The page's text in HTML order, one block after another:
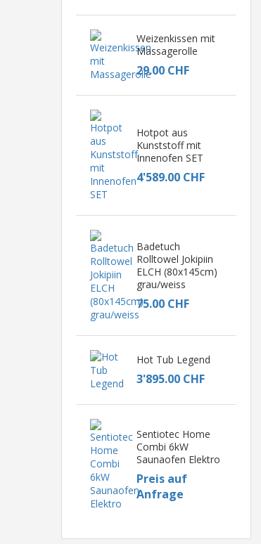
Weizenkissen mit
Massagerolle
29.00 CHF
Hotpot aus
Kunststoff mit
Innenofen SET
4'589.00 CHF
Badetuch
Rolltowel Jokipiin
ELCH (80x145cm)
grau/weiss
75.00 CHF
Hot Tub Legend
3'895.00 CHF
Sentiotec Home
Combi 6kW
Saunaofen Elektro
Preis auf
Anfrage